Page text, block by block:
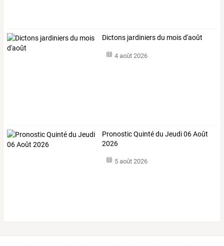
Dictons jardiniers du mois d'août
4 août 2026
Pronostic Quinté du Jeudi 06 Août
2026
5 août 2026